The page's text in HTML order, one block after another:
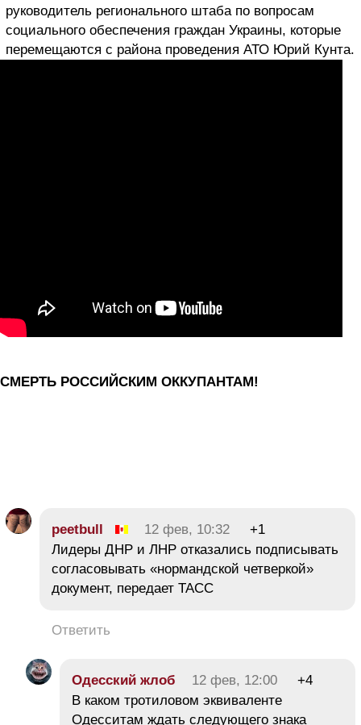
руководитель регионального штаба по вопросам
социального обеспечения граждан Украины, которые
перемещаются с района проведения АТО Юрий Кунта.
СМЕРТЬ РОССИЙСКИМ ОККУПАНТАМ!
pееtbull 12 фев, 10:32
+1
Лидеры ДНР и ЛНР отказались подписывать
согласовывать «нормандской четверкой»
документ, передает ТАСС
Ответить
Одесский жлоб 12 фев, 12:00
+4
В каком тротиловом эквиваленте
Одесситам ждать следующего знака